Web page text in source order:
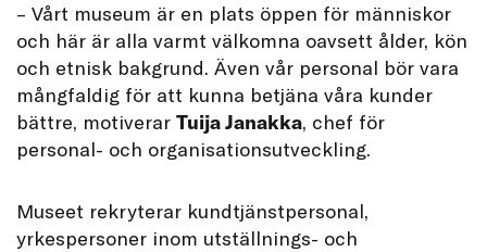
– Vårt museum är en plats öppen för människor
och här är alla varmt välkomna oavsett ålder, kön
och etnisk bakgrund. Även vår personal bör vara
mångfaldig för att kunna betjäna våra kunder
bättre, motiverar Tuija Janakka, chef för
personal- och organisationsutveckling.
Museet rekryterar kundtjänstpersonal,
yrkespersoner inom utställnings- och